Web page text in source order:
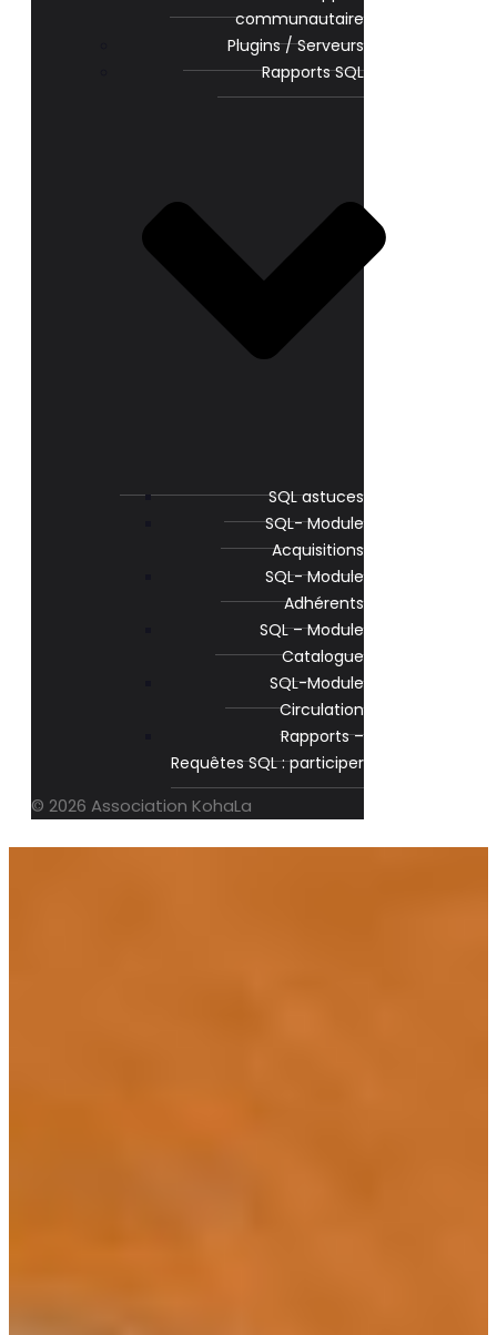
communautaire
Plugins / Serveurs
Rapports SQL
SQL astuces
SQL- Module
Acquisitions
SQL- Module
Adhérents
SQL – Module
Catalogue
SQL-Module
Circulation
Rapports –
Requêtes SQL : participer
© 2026 Association KohaLa